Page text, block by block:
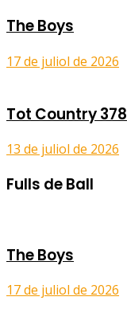
The Boys
17 de juliol de 2026
Tot Country 378
13 de juliol de 2026
Fulls de Ball
The Boys
17 de juliol de 2026